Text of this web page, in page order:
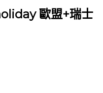
歐盟+瑞士